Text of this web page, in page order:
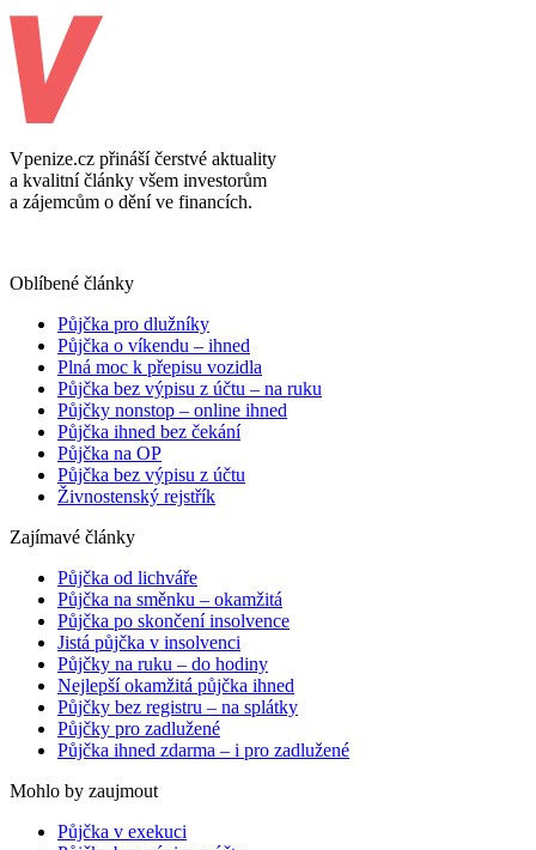
Vpenize.cz přináší čerstvé aktuality
a kvalitní články všem investorům
a zájemcům o dění ve financích.
Oblíbené články
Půjčka pro dlužníky
Půjčka o víkendu – ihned
Plná moc k přepisu vozidla
Půjčka bez výpisu z účtu – na ruku
Půjčky nonstop – online ihned
Půjčka ihned bez čekání
Půjčka na OP
Půjčka bez výpisu z účtu
Živnostenský rejstřík
Zajímavé články
Půjčka od lichváře
Půjčka na směnku – okamžitá
Půjčka po skončení insolvence
Jistá půjčka v insolvenci
Půjčky na ruku – do hodiny
Nejlepší okamžitá půjčka ihned
Půjčky bez registru – na splátky
Půjčky pro zadlužené
Půjčka ihned zdarma – i pro zadlužené
Mohlo by zaujmout
Půjčka v exekuci